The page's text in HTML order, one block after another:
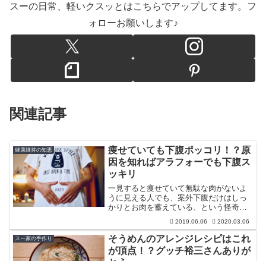
スーの日常、軽いクスッとはこちらでアップしてます。フ
ォローお願いします♪
関連記事
健康維持の知恵
痩せていても下腹ポッコリ！？原
因を知ればアラフォーでも下腹ス
ッキリ
一見すると痩せていて無駄な肉がないよ
うに見える人でも、案外下腹だけはしっ
かりとお肉を蓄えている、という怪奇現
象ないですか？結構あるかもしれません
ね、スーです。本日もお越しいただきあ
りがとうございます。こんな記事↓↓↓を書
いていながら、こんな...
2019.06.06 2020.03.06
スー家の手作り
そうめんのアレンジレシピはこれ
が頂点！？グッチ裕三さんありが